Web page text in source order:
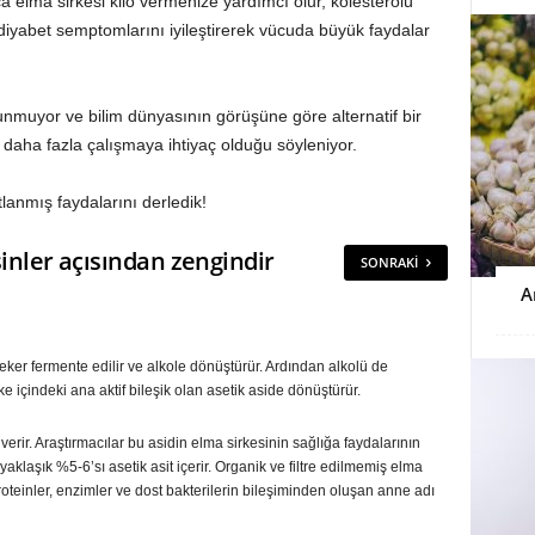
semptomlarını iyileştirerek vücuda büyük faydalar
ve bilim dünyasının görüşüne göre alternatif bir
fazla çalışmaya ihtiyaç olduğu söyleniyor.
faydalarını derledik!
SONRAKI
açısından zengindir
fermente edilir ve alkole dönüştürür. Ardından alkolü de
içindeki ana aktif bileşik olan asetik aside dönüştürür.
Araştırmacılar bu asidin elma sirkesinin sağlığa faydalarının
%5-6’sı asetik asit içerir. Organik ve filtre edilmemiş elma
enzimler ve dost bakterilerin bileşiminden oluşan anne adı